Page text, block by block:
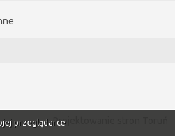
Projektowanie stron Toruń
przeglądarce